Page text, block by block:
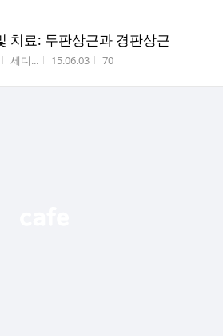
치료: 두판상근과 경판상근
작성자
세디... 작성시간
15.06.03 조회수
70